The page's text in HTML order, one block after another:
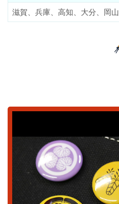
滋賀、兵庫、高知、大分、岡山